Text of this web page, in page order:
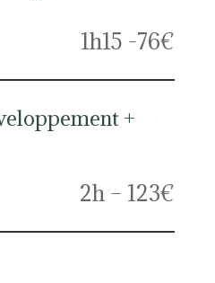
1h15 -76€
+
2h – 123€